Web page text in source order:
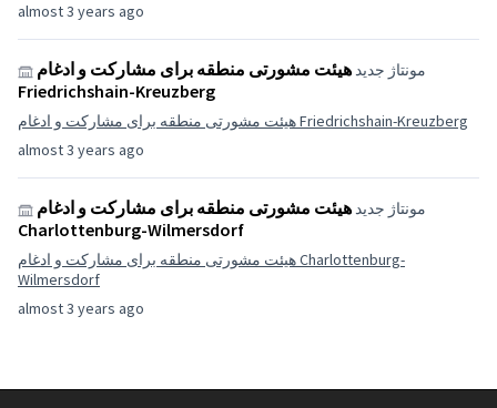
almost 3 years ago
almost 3 years ago
مونتاژ جدیدهیئت مشورتی منطقه برای مشارکت و ادغام
Friedrichshain-Kreuzberg
هیئت مشورتی منطقه برای مشارکت و ادغام Friedrichshain-Kreuzberg
almost 3 years ago
مونتاژ جدیدهیئت مشورتی منطقه برای مشارکت و ادغام
Charlottenburg-Wilmersdorf
هیئت مشورتی منطقه برای مشارکت و ادغام Charlottenburg-
Wilmersdorf